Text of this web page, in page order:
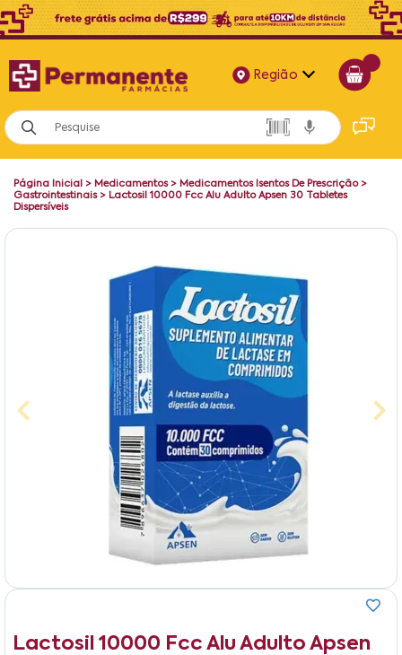
Região
Alagoas
Bahia
Paraíba
Pernambuco
Página Inicial > Medicamentos> Medicamentos Isentos De Prescrição>
Gastrointestinais> Lactosil 10000 Fcc Alu Adulto Apsen 30 Tabletes
Dispersíveis
Lactosil 10000 Fcc Alu Adulto Apsen